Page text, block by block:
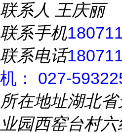
联系人 王庆丽
联系手机
联系电话
机： 027-
所在地址湖北
业园西窑台村六